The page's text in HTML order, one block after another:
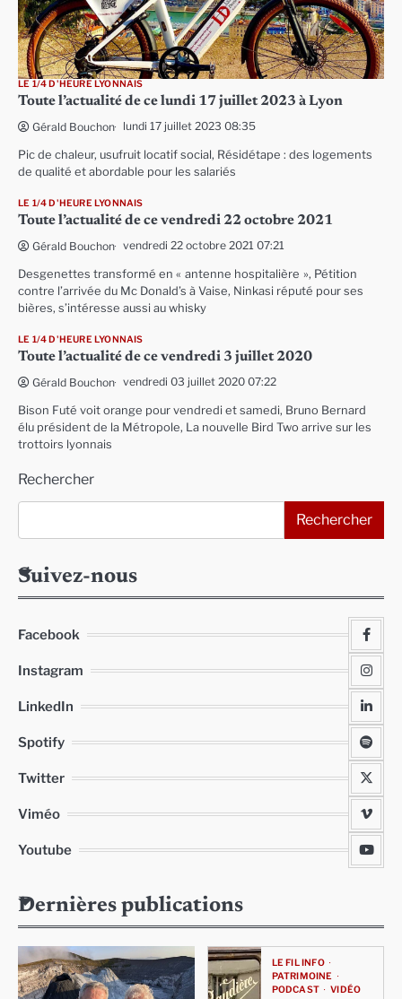
LE 1/4 D'HEURE LYONNAIS
Toute l’actualité de ce lundi 17 juillet 2023 à Lyon
Gérald Bouchon lundi 17 juillet 2023 08:35
Pic de chaleur, usufruit locatif social, Résidétape : des logements
de qualité et abordable pour les salariés
LE 1/4 D'HEURE LYONNAIS
Toute l’actualité de ce vendredi 22 octobre 2021
Gérald Bouchon vendredi 22 octobre 2021 07:21
Desgenettes transformé en « antenne hospitalière », Pétition
contre l’arrivée du Mc Donald’s à Vaise, Ninkasi réputé pour ses
bières, s’intéresse aussi au whisky
LE 1/4 D'HEURE LYONNAIS
Toute l’actualité de ce vendredi 3 juillet 2020
Gérald Bouchon vendredi 03 juillet 2020 07:22
Bison Futé voit orange pour vendredi et samedi, Bruno Bernard
élu président de la Métropole, La nouvelle Bird Two arrive sur les
trottoirs lyonnais
Rechercher
Rechercher
Suivez-nous
Facebook
Instagram
LinkedIn
Spotify
Twitter
Viméo
Youtube
Dernières publications
LE FIL INFO
PATRIMOINE
PODCAST
VIDÉO